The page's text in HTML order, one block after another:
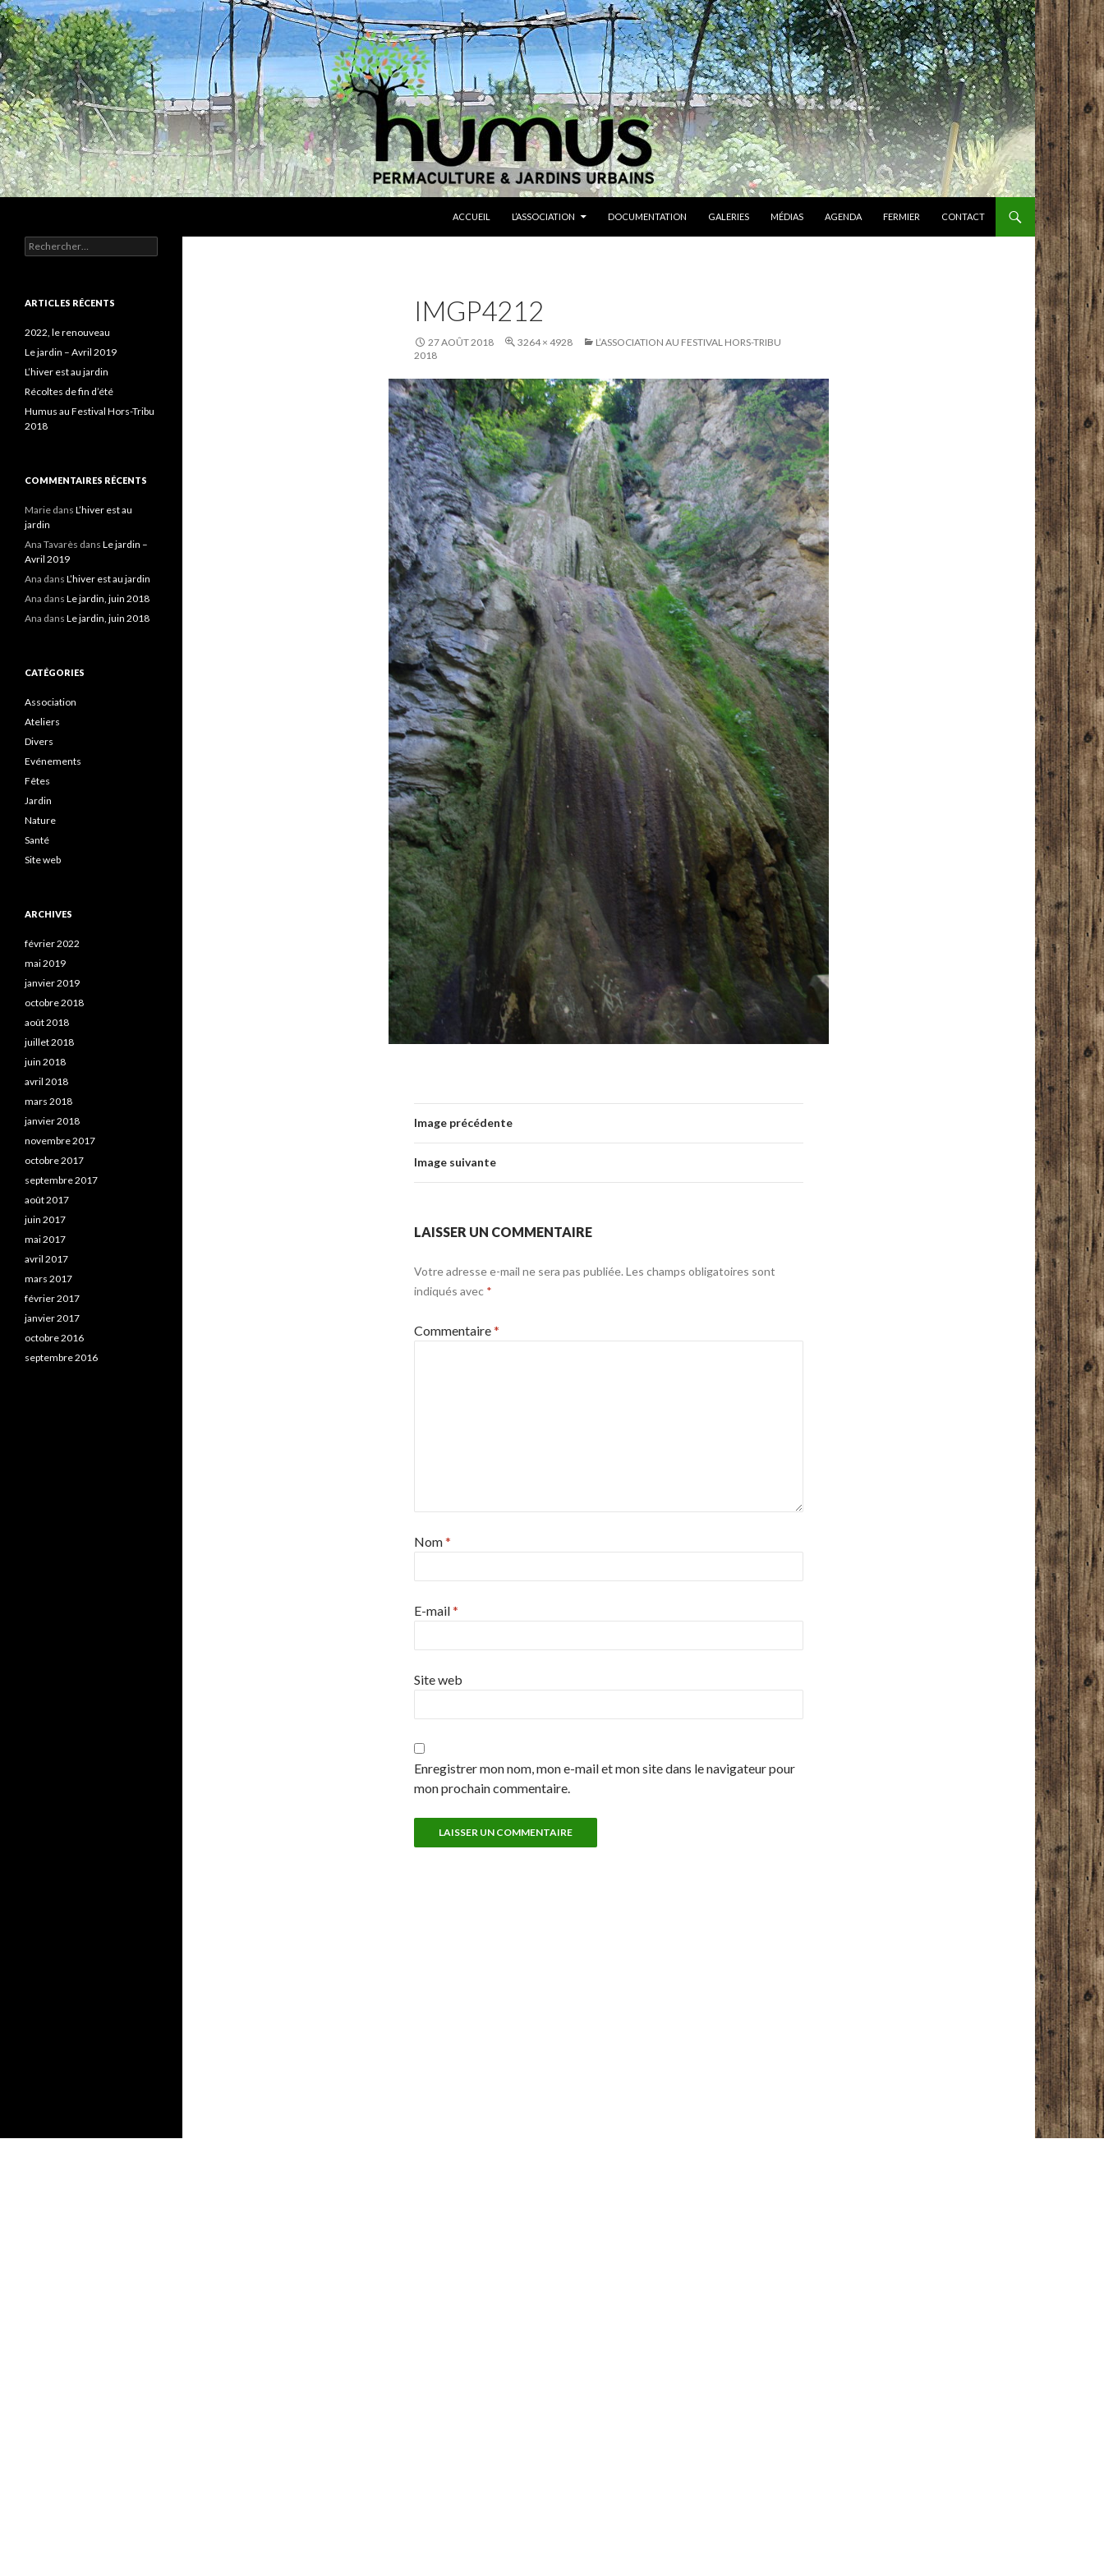
ACCUEIL
L’ASSOCIATION DOCUMENTATION GALERIES MÉDIAS AGENDA FERMIER CONTACT
IMGP4212
27 AOÛT 2018 3264 × 4928
L’ASSOCIATION AU FESTIVAL HORS-TRIBU
2018
Image précédente
Image suivante
LAISSER UN COMMENTAIRE
Votre adresse e-mail ne sera pas publiée. Les champs obligatoires sont
indiqués avec *
Commentaire*
Nom*
E-mail*
Site web
Enregistrer mon nom, mon e-mail et mon site dans le navigateur pour
mon prochain commentaire.
Association agroécologique
Rechercher :
ARTICLES RÉCENTS
2022, le renouveau
Le jardin – Avril 2019
L’hiver est au jardin
Récoltes de fin d’été
Humus au Festival Hors-Tribu
2018
COMMENTAIRES RÉCENTS
Marie dans L’hiver est au
jardin
Ana Tavarès dans Le jardin –
Avril 2019
Ana dans L’hiver est au jardin
Ana dans Le jardin, juin 2018
Ana dans Le jardin, juin 2018
CATÉGORIES
Association
Ateliers
Divers
Evénements
Fêtes
Jardin
Nature
Santé
Site web
ARCHIVES
février 2022
mai 2019
janvier 2019
octobre 2018
août 2018
juillet 2018
juin 2018
avril 2018
mars 2018
janvier 2018
novembre 2017
octobre 2017
septembre 2017
août 2017
juin 2017
mai 2017
avril 2017
mars 2017
février 2017
janvier 2017
octobre 2016
septembre 2016